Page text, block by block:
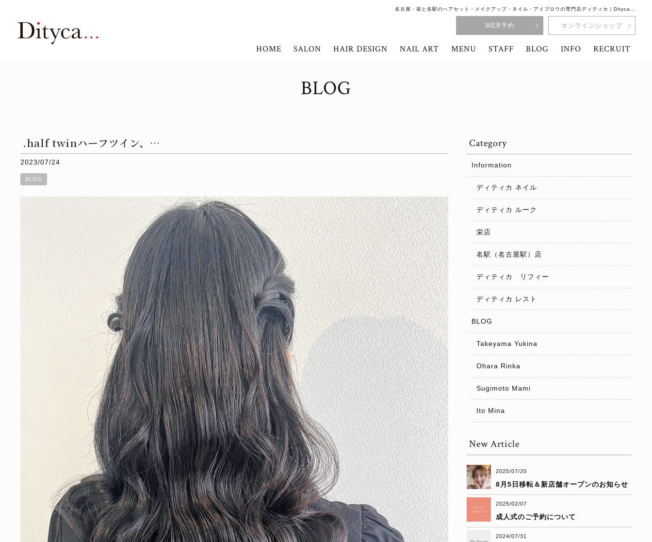
名古屋・栄と名駅のヘアセット・メイクアップ・ネイル・アイブロウの専門店ディティカ｜Dityca…
WEB予約 オンラインショップ
HOME SALON HAIR DESIGN NAIL ART MENU STAFF BLOG INFO RECRUIT
BLOG
.half twinハーフツイン、…
2023/07/24
BLOG
Category
Information
ディティカ ネイル
ディティカ ルーク
栄店
名駅（名古屋駅）店
ディティカ リフィー
ディティカ レスト
BLOG
Takeyama Yukina
Ohara Rinka
Sugimoto Mami
Ito Mina
New Article
2025/07/20
8月5日移転＆新店舗オープンのお知らせ
2025/02/07
成人式のご予約について
2024/07/31